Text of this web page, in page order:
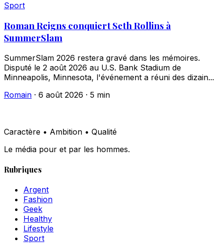
Sport
Roman Reigns conquiert Seth Rollins à
SummerSlam
SummerSlam 2026 restera gravé dans les mémoires.
Disputé le 2 août 2026 au U.S. Bank Stadium de
Minneapolis, Minnesota, l'événement a réuni des dizain...
Romain · 6 août 2026 · 5 min
Caractère • Ambition • Qualité
Le média pour et par les hommes.
Rubriques
Argent
Fashion
Geek
Healthy
Lifestyle
Sport